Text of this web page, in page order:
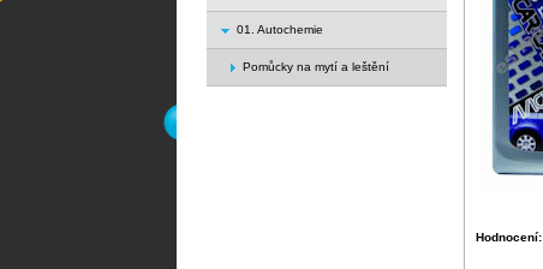
01. Autochemie
Pomůcky na mytí a leštění
Hodnocení: